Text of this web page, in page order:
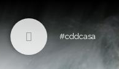
#cddcasa